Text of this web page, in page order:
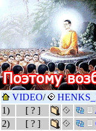
VIDEO/
1)
[ ? ]
2)
[ ? ]